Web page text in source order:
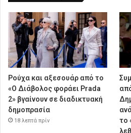
Ρούχα και αξεσουάρ από το
«Ο Διάβολος φοράει Prada
2» βγαίνουν σε διαδικτυακή
δημοπρασία
18 λεπτά πρίν
το